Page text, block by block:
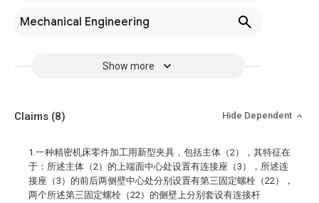
Mechanical Engineering
Show more
Claims (8) Hide Dependent
1.一种精密机床零件加工用新型夹具，包括主体（2），其特征在
于：所述主体（2）的上端面中心处设置有连接座（3），所述连
接座（3）的前后两侧壁中心处分别设置有第三固定螺栓（22），
两个所述第三固定螺栓（22）的侧壁上分别套设有连接杆